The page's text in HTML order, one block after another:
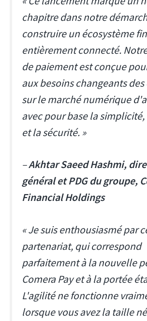
chapitre dans notre
construire un écosystème
entièrement connecté.
de paiement est conçue
aux besoins changeants
sur le marché numérique
avec pour base la
et la sécurité. »
–Akhtar Saeed Hashmi,
général et PDG du groupe,
Financial Holdings
« Je suis enthousiasmé par
partenariat, qui correspond
parfaitement à la nouvelle
Comera Pay et à la portée
L'agilité ne fonctionne
lorsque vous avez la taille